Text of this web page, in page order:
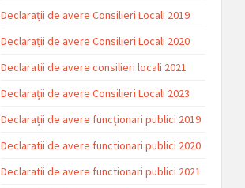
Declarații de avere Consilieri Locali 2019
Declarații de avere Consilieri Locali 2020
Declaratii de avere consilieri locali 2021
Declarații de avere Consilieri Locali 2023
Declarații de avere funcționari publici 2019
Declaratii de avere functionari publici 2020
Declaratii de avere functionari publici 2021